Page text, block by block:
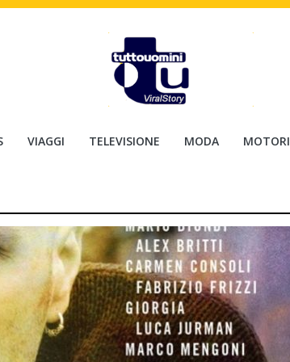
VIAGGI TELEVISIONE MODA MOTORI